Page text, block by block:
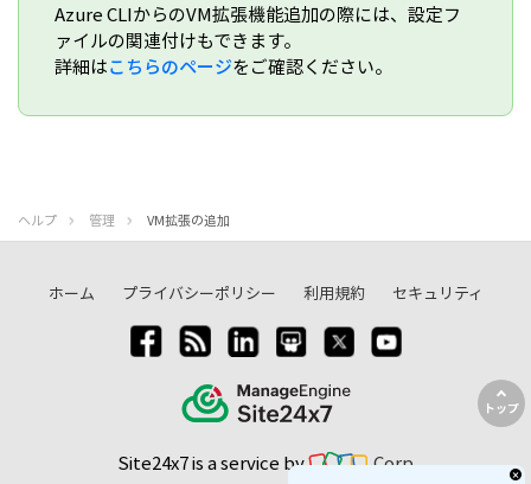
Azure CLIからのVM拡張機能追加の際には、設定フ
ァイルの関連付けもできます。
詳細はこちらのページをご確認ください。
トップ
ヘルプ 管理 VM拡張の追加
Site24x7 is a service by Corp
ホーム プライバシーポリシー 利用規約 セキュリティ